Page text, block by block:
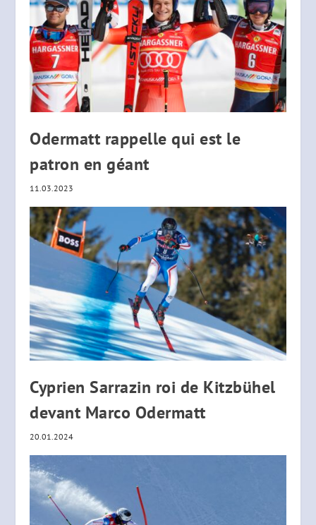
Odermatt rappelle qui est le
patron en géant
11.03.2023
Cyprien Sarrazin roi de Kitzbühel
devant Marco Odermatt
20.01.2024